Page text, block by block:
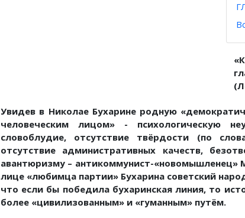
Увидев в Николае Бухарине родную
человеческим лицом» - психологическую
словоблудие, отсутствие твёрдости (по
отсутствие административных качеств,
авантюризму – антикоммунист-«новомышленец»
лице «любимца партии» Бухарина советский
что если бы победила бухаринская линия, то
более «цивилизованным» и «гуманным» путём.